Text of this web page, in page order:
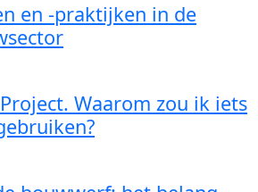
en -praktijken in de
Waarom zou ik iets